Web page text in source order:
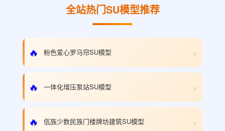
全站热门SU模型推荐
🔥 粉色爱心罗马帘SU模型 ›
🔥 一体化增压泵站SU模型 ›
🔥 佤族少数民族门楼牌坊建筑SU模型 ›